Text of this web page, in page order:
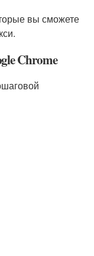
вы сможете
Chrome